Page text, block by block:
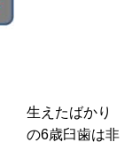
生えたばかり
の6歳臼歯は非